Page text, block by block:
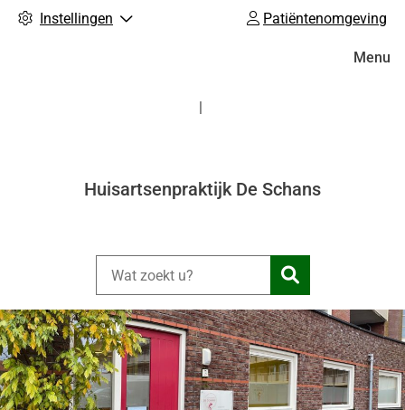
Instellingen Patiëntenomgeving
Huisartsenpraktijk De Schans
Zoeken
Menu